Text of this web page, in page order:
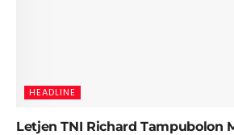
HEADLINE
Letjen TNI Richard Tampubolon